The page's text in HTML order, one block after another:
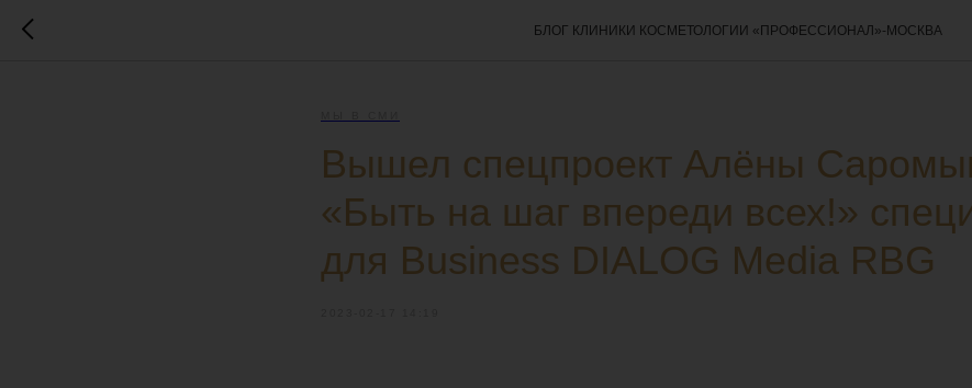
БЛОГ КЛИНИКИ КОСМЕТОЛОГИИ «ПРОФЕССИОНАЛ»-МОСКВА
Вышел спецпроект Алёны
«Быть на шаг впереди всех!»
для Business DIALOG Media RBG